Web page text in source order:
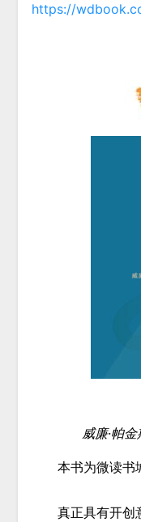
https://
威廉·帕
本书为微读书
真正具有开创